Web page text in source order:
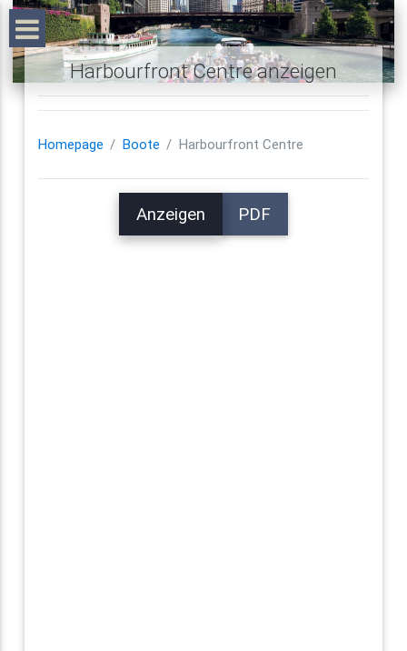
Harbourfront Centre anzeigen
Homepage Boote Harbourfront Centre
Anzeigen PDF